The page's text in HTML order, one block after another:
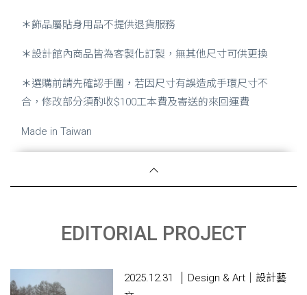
＊飾品屬貼身用品不提供退貨服務
＊設計館內商品皆為客製化訂製，無其他尺寸可供更換
＊選購前請先確認手圍，若因尺寸有誤造成手環尺寸不
合，修改部分須酌收$100工本費及寄送的來回運費
Made in Taiwan
EDITORIAL PROJECT
2025.12.31
Design & Art｜設計藝